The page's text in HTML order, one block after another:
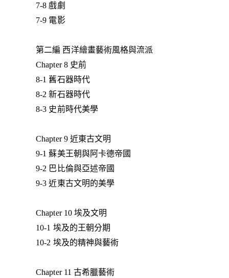
7-8 戲劇
7-9 電影
第二編 西洋繪畫藝術風格與流派
Chapter 8 史前
8-1 舊石器時代
8-2 新石器時代
8-3 史前時代美學
Chapter 9 近東古文明
9-1 蘇美王朝與阿卡德帝國
9-2 巴比倫與亞述帝國
9-3 近東古文明的美學
Chapter 10 埃及文明
10-1 埃及的王朝分期
10-2 埃及的精神與藝術
Chapter 11 古希臘藝術